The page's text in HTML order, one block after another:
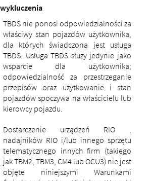
TBDS nie ponosi odpowiedzialności za
właściwy stan pojazdów użytkownika,
dla których świadczona jest usługa
TBDS. Usługa TBDS służy jedynie jako
wsparcie dla użytkownika;
odpowiedzialność za przestrzeganie
przepisów oraz użytkowanie i stan
pojazdów spoczywa na właścicielu lub
kierowcy pojazdu.
Dostarczenie urządzeń RIO ,
nadajników RIO i/lub innego sprzętu
telematycznego innych firm (takiego
jak TBM2, TBM3, CM4 lub OCU3) nie jest
objęte niniejszymi Warunkami